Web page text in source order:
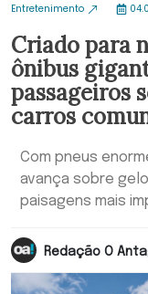
Entretenimento
Criado para
ônibus
passageiros
carros
Com pneus
avança sobre
paisagens mais
Redação O